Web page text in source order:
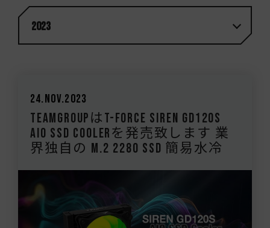
2023
24.Nov.2023
TEAMGROUPはT-FORCE SIREN GD120S
AIO SSD Coolerを発売致します 業
界独自の M.2 2280 SSD 簡易水冷